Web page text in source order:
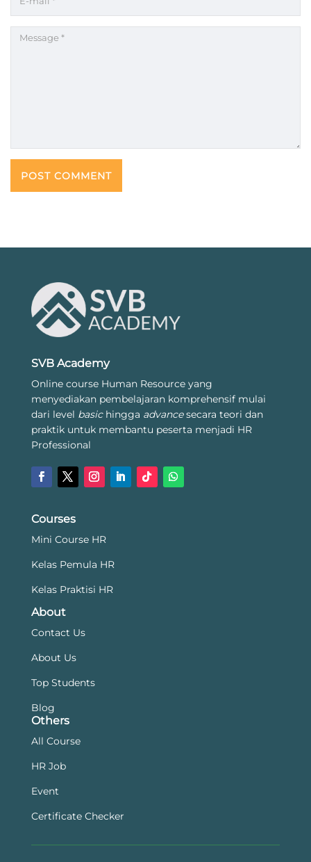
SVB Academy
Online course Human Resource yang
menyediakan pembelajaran komprehensif mulai
dari level basichingga advancesecara teori dan
praktik untuk membantu peserta menjadi HR
Professional
Courses
Mini Course HR
Kelas Pemula HR
Kelas Praktisi HR
About
Contact Us
About Us
Top Students
Blog
Others
All Course
HR Job
Event
Certificate Checker